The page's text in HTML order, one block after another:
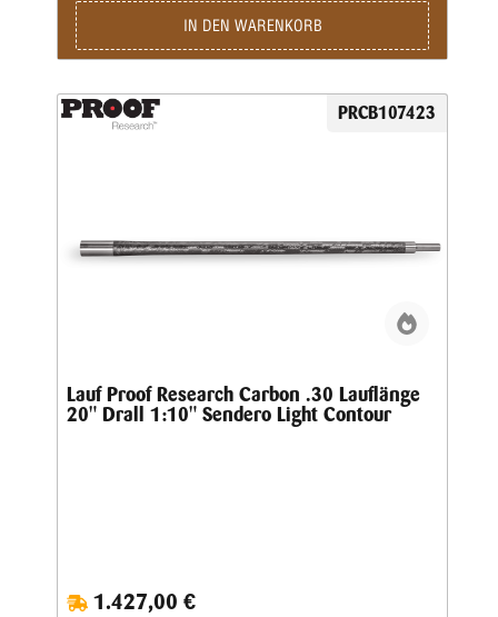
IN DEN WARENKORB
PRCB107423
Lauf Proof Research Carbon .30 Lauflänge
20" Drall 1:10" Sendero Light Contour
1.427,00 €